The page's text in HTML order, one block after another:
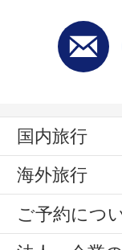
国内旅行
海外旅行
ご予約につ